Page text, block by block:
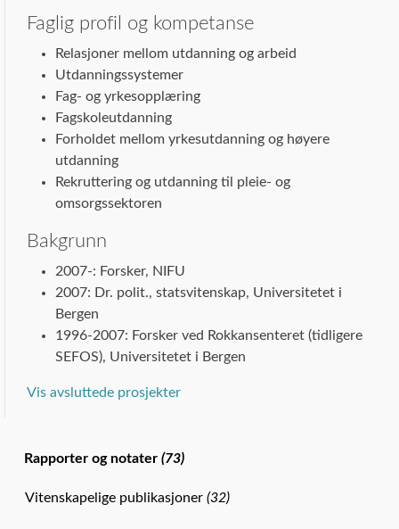
Faglig profil og kompetanse
Relasjoner mellom utdanning og arbeid
Utdanningssystemer
Fag- og yrkesopplæring
Fagskoleutdanning
Forholdet mellom yrkesutdanning og høyere
utdanning
Rekruttering og utdanning til pleie- og
omsorgssektoren
Bakgrunn
2007-: Forsker, NIFU
2007: Dr. polit., statsvitenskap, Universitetet i
Bergen
1996-2007: Forsker ved Rokkansenteret (tidligere
SEFOS), Universitetet i Bergen
Vis avsluttede prosjekter
Rapporter og notater (73)
Vitenskapelige publikasjoner (32)